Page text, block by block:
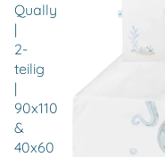
Qually
|
2-
teilig
|
90x110
&
40x60